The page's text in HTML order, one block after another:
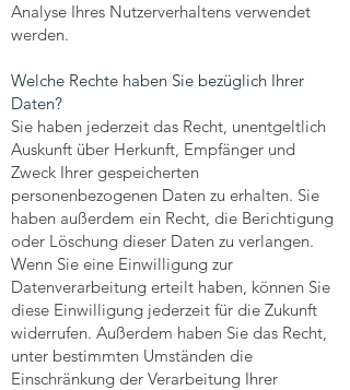
Analyse Ihres Nutzerverhaltens verwendet
werden.
Welche Rechte haben Sie bezüglich Ihrer
Daten?
Sie haben jederzeit das Recht, unentgeltlich
Auskunft über Herkunft, Empfänger und
Zweck Ihrer gespeicherten
personenbezogenen Daten zu erhalten. Sie
haben außerdem ein Recht, die Berichtigung
oder Löschung dieser Daten zu verlangen.
Wenn Sie eine Einwilligung zur
Datenverarbeitung erteilt haben, können Sie
diese Einwilligung jederzeit für die Zukunft
widerrufen. Außerdem haben Sie das Recht,
unter bestimmten Umständen die
Einschränkung der Verarbeitung Ihrer